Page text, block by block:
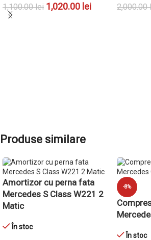
1,100.00lei 1,020.00 lei 2,000.00
Produse similare
Amortizor cu perna fata
Mercedes S Class W221 2
Matic
În stoc
-8%
În stoc